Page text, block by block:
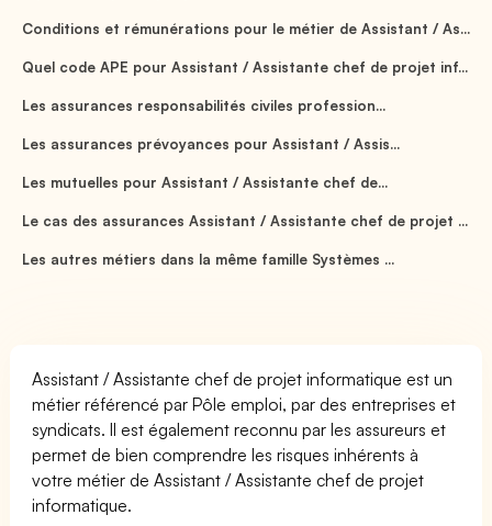
Conditions et rémunérations pour le métier de Assistant / As...
Quel code APE pour Assistant / Assistante chef de projet inf...
Les assurances responsabilités civiles profession...
Les assurances prévoyances pour Assistant / Assis...
Les mutuelles pour Assistant / Assistante chef de...
Le cas des assurances Assistant / Assistante chef de projet ...
Les autres métiers dans la même famille Systèmes ...
Assistant / Assistante chef de projet informatique est un
métier référencé par Pôle emploi, par des entreprises et
syndicats. Il est également reconnu par les assureurs et
permet de bien comprendre les risques inhérents à
votre métier de Assistant / Assistante chef de projet
informatique.